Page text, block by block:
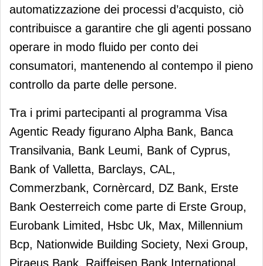
automatizzazione dei processi d’acquisto, ciò
contribuisce a garantire che gli agenti possano
operare in modo fluido per conto dei
consumatori, mantenendo al contempo il pieno
controllo da parte delle persone.
Tra i primi partecipanti al programma Visa
Agentic Ready figurano Alpha Bank, Banca
Transilvania, Bank Leumi, Bank of Cyprus,
Bank of Valletta, Barclays, CAL,
Commerzbank, Cornèrcard, DZ Bank, Erste
Bank Oesterreich come parte di Erste Group,
Eurobank Limited, Hsbc Uk, Max, Millennium
Bcp, Nationwide Building Society, Nexi Group,
Piraeus Bank, Raiffeisen Bank International,